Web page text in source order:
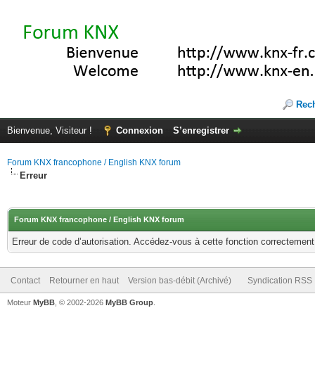
Bienvenue, Visiteur ! Connexion S’enregistrer
Forum KNX francophone / English KNX forum
Erreur
Forum KNX francophone / English KNX forum
Erreur de code d’autorisation. Accédez-vous à cette fonction
Contact Retourner en haut Version bas-débit (Archivé) Syndication RSS
Moteur MyBB , © 2002-2026 MyBB Group